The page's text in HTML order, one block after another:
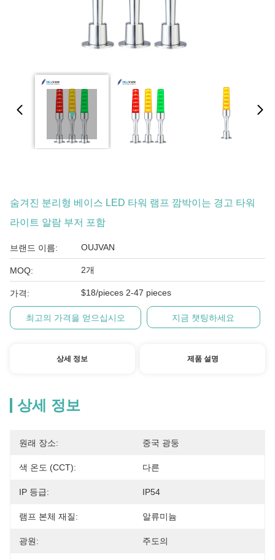
숨겨진 분리형 베이스 LED 타워 램프 깜박이는 경고 타워
라이트 알람 부저 포함
브랜드 이름: OUJVAN
MOQ: 2개
가격: $18/pieces 2-47 pieces
최고의 가격을 얻으십시오 지금 챗팅하세요
상세 정보 제품 설명
상세 정보
원래 장소: 중국 광둥
색 온도 (CCT): 다른
IP 등급: IP54
램프 본체 재질: 알류미늄
광원: 주도의